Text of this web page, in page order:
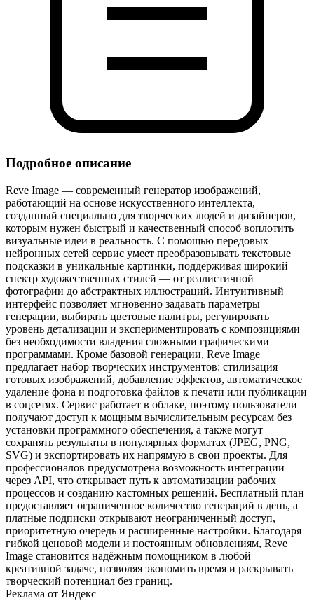
Подробное описание
Reve Image — современный генератор изображений,
работающий на основе искусственного интеллекта,
созданный специально для творческих людей и дизайнеров,
которым нужен быстрый и качественный способ воплотить
визуальные идеи в реальность. С помощью передовых
нейронных сетей сервис умеет преобразовывать текстовые
подсказки в уникальные картинки, поддерживая широкий
спектр художественных стилей — от реалистичной
фотографии до абстрактных иллюстраций. Интуитивный
интерфейс позволяет мгновенно задавать параметры
генерации, выбирать цветовые палитры, регулировать
уровень детализации и экспериментировать с композициями
без необходимости владения сложными графическими
программами. Кроме базовой генерации, Reve Image
предлагает набор творческих инструментов: стилизация
готовых изображений, добавление эффектов, автоматическое
удаление фона и подготовка файлов к печати или публикации
в соцсетях. Сервис работает в облаке, поэтому пользователи
получают доступ к мощным вычислительным ресурсам без
установки программного обеспечения, а также могут
сохранять результаты в популярных форматах (JPEG, PNG,
SVG) и экспортировать их напрямую в свои проекты. Для
профессионалов предусмотрена возможность интеграции
через API, что открывает путь к автоматизации рабочих
процессов и созданию кастомных решений. Бесплатный план
предоставляет ограниченное количество генераций в день, а
платные подписки открывают неограниченный доступ,
приоритетную очередь и расширенные настройки. Благодаря
гибкой ценовой модели и постоянным обновлениям, Reve
Image становится надёжным помощником в любой
креативной задаче, позволяя экономить время и раскрывать
творческий потенциал без границ.
Реклама от Яндекс